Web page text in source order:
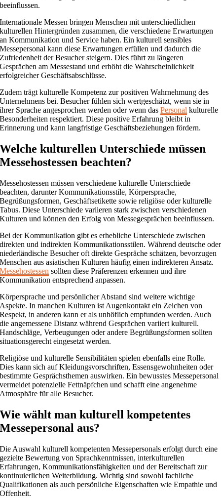
beeinflussen.
Internationale Messen bringen Menschen mit unterschiedlichen
kulturellen Hintergründen zusammen, die verschiedene Erwartungen
an Kommunikation und Service haben. Ein kulturell sensibles
Messepersonal kann diese Erwartungen erfüllen und dadurch die
Zufriedenheit der Besucher steigern. Dies führt zu längeren
Gesprächen am Messestand und erhöht die Wahrscheinlichkeit
erfolgreicher Geschäftsabschlüsse.
Zudem trägt kulturelle Kompetenz zur positiven Wahrnehmung des
Unternehmens bei. Besucher fühlen sich wertgeschätzt, wenn sie in
ihrer Sprache angesprochen werden oder wenn dasPersonal kulturelle
Besonderheiten respektiert. Diese positive Erfahrung bleibt in
Erinnerung und kann langfristige Geschäftsbeziehungen fördern.
Welche kulturellen Unterschiede müssen
Messehostessen beachten?
Messehostessen müssen verschiedene kulturelle Unterschiede
beachten, darunter Kommunikationsstile, Körpersprache,
Begrüßungsformen, Geschäftsetikette sowie religiöse oder kulturelle
Tabus. Diese Unterschiede variieren stark zwischen verschiedenen
Kulturen und können den Erfolg von Messegesprächen beeinflussen.
Bei der Kommunikation gibt es erhebliche Unterschiede zwischen
direkten und indirekten Kommunikationsstilen. Während deutsche oder
niederländische Besucher oft direkte Gespräche schätzen, bevorzugen
Menschen aus asiatischen Kulturen häufig einen indirekteren Ansatz.
Messehostessen sollten diese Präferenzen erkennen und ihre
Kommunikation entsprechend anpassen.
Körpersprache und persönlicher Abstand sind weitere wichtige
Aspekte. In manchen Kulturen ist Augenkontakt ein Zeichen von
Respekt, in anderen kann er als unhöflich empfunden werden. Auch
die angemessene Distanz während Gesprächen variiert kulturell.
Handschläge, Verbeugungen oder andere Begrüßungsformen sollten
situationsgerecht eingesetzt werden.
Religiöse und kulturelle Sensibilitäten spielen ebenfalls eine Rolle.
Dies kann sich auf Kleidungsvorschriften, Essensgewohnheiten oder
bestimmte Gesprächsthemen auswirken. Ein bewusstes Messepersonal
vermeidet potenzielle Fettnäpfchen und schafft eine angenehme
Atmosphäre für alle Besucher.
Wie wählt man kulturell kompetentes
Messepersonal aus?
Die Auswahl kulturell kompetenten Messepersonals erfolgt durch eine
gezielte Bewertung von Sprachkenntnissen, interkulturellen
Erfahrungen, Kommunikationsfähigkeiten und der Bereitschaft zur
kontinuierlichen Weiterbildung. Wichtig sind sowohl fachliche
Qualifikationen als auch persönliche Eigenschaften wie Empathie und
Offenheit.